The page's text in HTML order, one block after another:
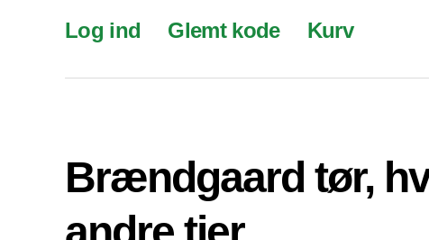
Log ind Glemt kode Kurv
Brændgaard tør,